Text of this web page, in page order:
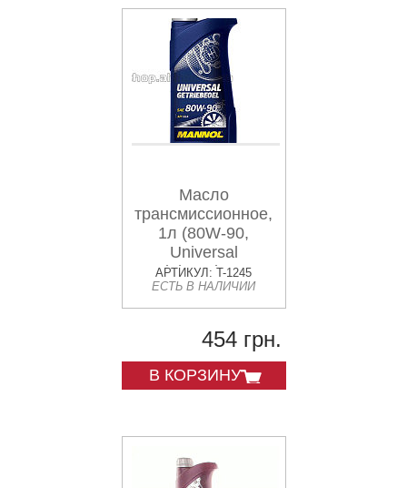
Масло
трансмиссионное,
1л (80W-90,
Universal
Getriebeoel API GL
4) MANNOL
АРТИКУЛ: T-1245
ЕСТЬ В НАЛИЧИИ
454 грн.
В КОРЗИНУ